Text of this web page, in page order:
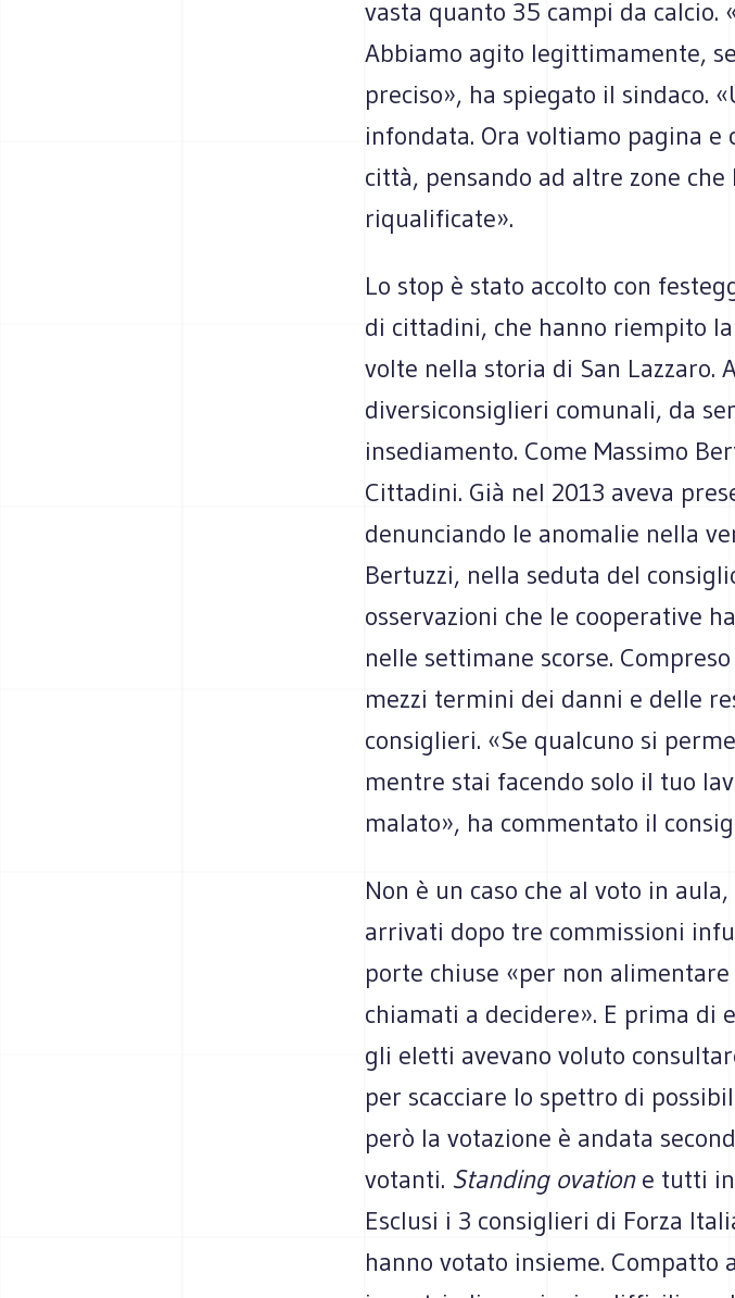
vasta quanto 35 campi da calcio.
Abbiamo agito legittimamente,
preciso», ha spiegato il sindaco.
infondata. Ora voltiamo pagina
città, pensando ad altre zone
riqualificate».
Lo stop è stato accolto con
di cittadini, che hanno riempito
volte nella storia di San Lazzaro.
diversiconsiglieri comunali, da
insediamento. Come Massimo
Cittadini. Già nel 2013 aveva
denunciando le anomalie nella
Bertuzzi, nella seduta del
osservazioni che le cooperative
nelle settimane scorse.
mezzi termini dei danni e delle
consiglieri. «Se qualcuno si
mentre stai facendo solo il tuo
malato», ha commentato il
Non è un caso che al voto in
arrivati dopo tre commissioni
porte chiuse «per non
chiamati a decidere». E prima di
gli eletti avevano voluto
per scacciare lo spettro di
però la votazione è andata
votanti. Standing ovatione tutti in
Esclusi i 3 consiglieri di Forza
hanno votato insieme. Compatto